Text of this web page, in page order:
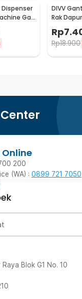
Dispenser
Gas
36
DIVV
Rak
Rp
Rp18.900
200
(WA) : 0899 721 7050
Blok G1 No. 10